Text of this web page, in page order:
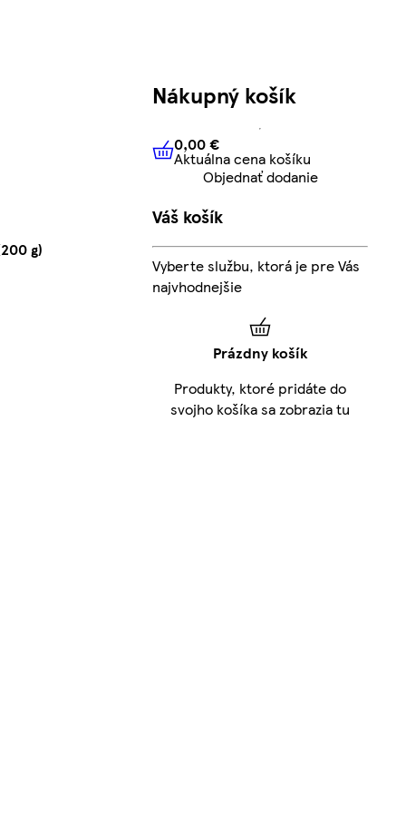
g)
Nákupný košík
0,00 € Aktuálna cena košíku
0,00 €
Aktuálna cena košíku
Objednať dodanie
Váš košík
Vyberte službu, ktorá je pre Vás
najvhodnejšie
Prázdny košík
Produkty, ktoré pridáte do
svojho košíka sa zobrazia tu